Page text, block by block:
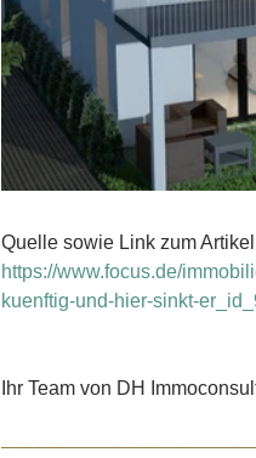
Quelle sowie Link zum
https://www.focus.de/
kuenftig-und-hier-sinkt-
Ihr Team von DH